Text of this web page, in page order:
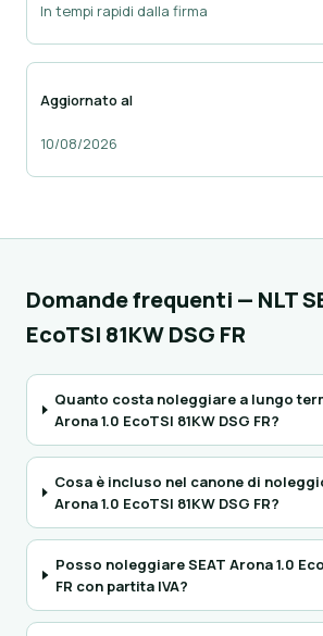
In tempi rapidi dalla firma
Aggiornato al
10/08/2026
Domande frequenti — NLT
EcoTSI 81KW DSG FR
Quanto costa noleggiare a lungo
Arona 1.0 EcoTSI 81KW DSG FR?
Cosa è incluso nel canone di
Arona 1.0 EcoTSI 81KW DSG FR?
Posso noleggiare SEAT Arona 1.0
FR con partita IVA?